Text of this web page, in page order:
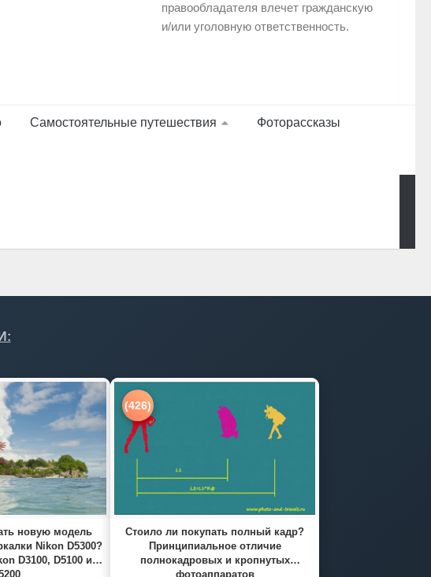
правообладателя влечет гражданскую
и/или уголовную ответственность.
Самостоятельные путешествия Фоторассказы
новую модель
Nikon D5300?
D3100, D5100 и
(426)
Стоило ли покупать полный кадр?
Принципиальное отличие
полнокадровых и кропнутых
фотоаппаратов